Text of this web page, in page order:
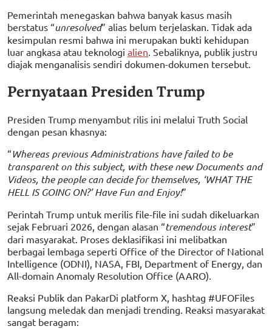
Pemerintah menegaskan bahwa banyak kasus masih
berstatus “unresolved” alias belum terjelaskan. Tidak ada
kesimpulan resmi bahwa ini merupakan bukti kehidupan
luar angkasa atau teknologi alien. Sebaliknya, publik justru
diajak menganalisis sendiri dokumen-dokumen tersebut.
Pernyataan Presiden Trump
Presiden Trump menyambut rilis ini melalui Truth Social
dengan pesan khasnya:
“Whereas previous Administrations have failed to be
transparent on this subject, with these new Documents and
Videos, the people can decide for themselves, ‘WHAT THE
HELL IS GOING ON?’ Have Fun and Enjoy!”
Perintah Trump untuk merilis file-file ini sudah dikeluarkan
sejak Februari 2026, dengan alasan “tremendous interest”
dari masyarakat. Proses deklasifikasi ini melibatkan
berbagai lembaga seperti Office of the Director of National
Intelligence (ODNI), NASA, FBI, Department of Energy, dan
All-domain Anomaly Resolution Office (AARO).
Reaksi Publik dan PakarDi platform X, hashtag #UFOFiles
langsung meledak dan menjadi trending. Reaksi masyarakat
sangat beragam: